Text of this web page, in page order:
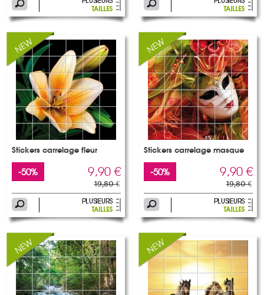
Stickers carrelage fleur
-50% 9,90 €
19,80 €
Stickers carrelage masque
-50% 9,90 €
19,80 €